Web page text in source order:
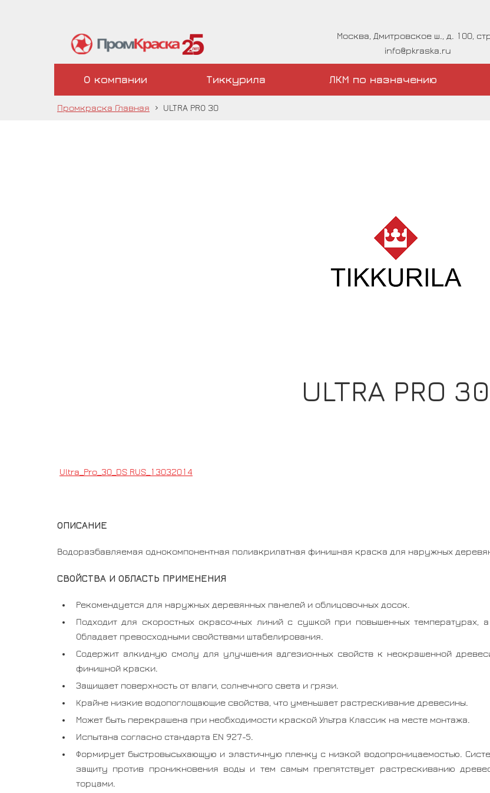
Москва, Дмитровское ш., д. 100,
info@pkraska.ru
О компании Тиккурила ЛКМ по назначению
Промкраска Главная › ULTRA PRO 30
ULTRA PRO 30
Ultra_Pro_30_DS RUS_13032014
ОПИСАНИЕ
Водоразбавляемая однокомпонентная полиакрилатная финишная краска для наружных
СВОЙСТВА И ОБЛАСТЬ ПРИМЕНЕНИЯ
Рекомендуется для наружных деревянных панелей и облицовочных досок.
Подходит для скоростных окрасочных линий с сушкой при повышенных температурах,
Обладает превосходными свойствами штабелирования.
Содержит алкидную смолу для улучшения адгезионных свойств к неокрашенной
финишной краски.
Защищает поверхность от влаги, солнечного света и грязи.
Крайне низкие водопоглощающие свойства, что уменьшает растрескивание древесины.
Может быть перекрашена при необходимости краской Ультра Классик на месте монтажа.
Испытана согласно стандарта EN 927-5.
Формирует быстровысыхающую и эластичную пленку с низкой водопроницаемостью.
защиту против проникновения воды и тем самым препятствует растрескиванию
торцами.